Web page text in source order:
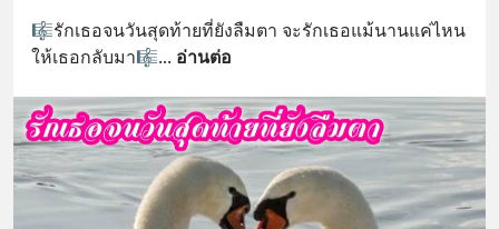
สั่งซื้อสินค้า Diip CBD 💬 LINE :
@diipgeek 🔗 หรือกดลิงก์
🎼รักเธอจนวันสุดท้ายที่ยังลืมตา จะรักเธอแม้นานแค่ไหน
ให้เธอกลับมา🎼... อ่านต่อ